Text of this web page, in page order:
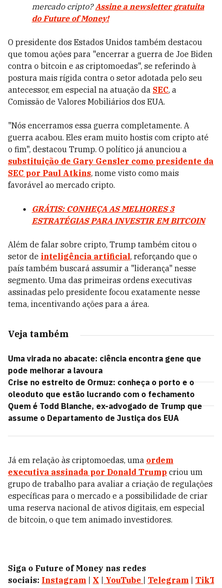
mercado cripto?Assine a newsletter gratuita
do Future of Money!
O presidente dos Estados Unidos também destacou
que tomou ações para "encerrar a guerra de Joe Biden
contra o bitcoin e as criptomoedas", se referindo à
postura mais rígida contra o setor adotada pelo seu
antecessor, em especial na atuação da SEC, a
Comissão de Valores Mobiliários dos EUA.
"Nós encerramos essa guerra completamente. A
guerra acabou. Eles eram muito hostis com cripto até
o fim", destacou Trump. O político já anunciou a
substituição de Gary Gensler como presidente da
SEC por Paul Atkins, nome visto como mais
favorável ao mercado cripto.
GRÁTIS: CONHEÇA AS MELHORES 3
ESTRATÉGIAS PARA INVESTIR EM BITCOIN
Além de falar sobre cripto, Trump também citou o
setor de inteligência artificial, reforçando que o
país também buscará assumir a "liderança" nesse
segmento. Uma das primeiras ordens executivas
assinadas pelo presidente focou exatamente nesse
tema, incentivando ações para a área.
Veja também
Uma virada no abacate: ciência encontra gene que
pode melhorar a lavoura
Crise no estreito de Ormuz: conheça o porto e o
oleoduto que estão lucrando com o fechamento
Quem é Todd Blanche, ex-advogado de Trump que
assume o Departamento de Justiça dos EUA
Já em relação às criptomoedas, uma ordem
executiva assinada por Donald Trump criou um
grupo de trabalho para avaliar a criação de regulações
específicas para o mercado e a possibilidade de criar
uma reserva nacional de ativos digitais, em especial
de bitcoin, o que tem animado investidores.
Siga o Future of Money nas redes
sociais: Instagram X YouTube Telegram